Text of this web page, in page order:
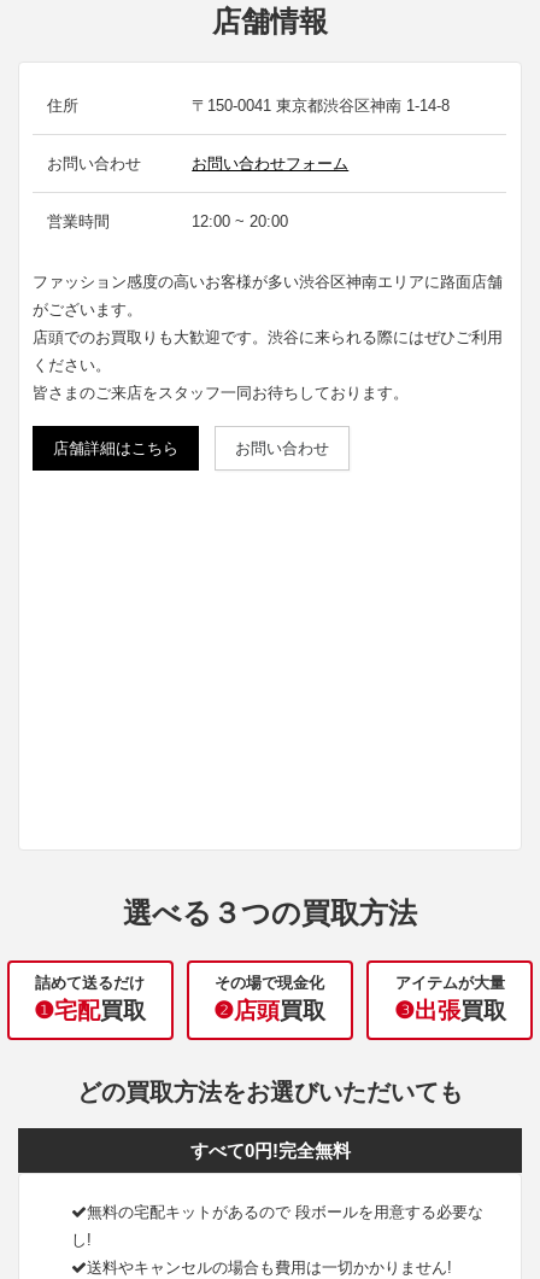
店舗情報
住所 〒150-0041 東京都渋谷区神南 1-14-8
お問い合わせ お問い合わせフォーム
営業時間 12:00 ~ 20:00
ファッション感度の高いお客様が多い渋谷区神南エリアに路面店舗
がございます。
店頭でのお買取りも大歓迎です。渋谷に来られる際にはぜひご利用
ください。
皆さまのご来店をスタッフ一同お待ちしております。
店舗詳細はこちら お問い合わせ
選べる３つの買取方法
詰めて送るだけ
❶宅配買取
その場で現金化
❷店頭買取
アイテムが大量
❸出張買取
どの買取方法をお選びいただいても
すべて0円!完全無料
無料の宅配キットがあるので 段ボールを用意する必要な
し!
送料やキャンセルの場合も費用は一切かかりません!